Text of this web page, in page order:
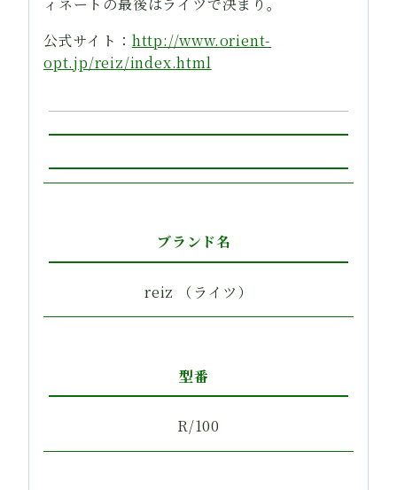
ィネートの最後はライツで決まり。
公式サイト： http://www.orient-
opt.jp/reiz/index.html
ブランド名
reiz （ライツ）
型番
R/100